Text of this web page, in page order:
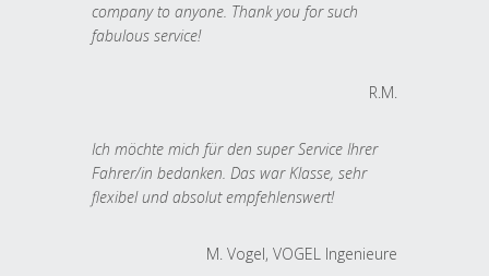
company to anyone. Thank you for such
fabulous service!
R.M.
Ich möchte mich für den super Service Ihrer
Fahrer/in bedanken. Das war Klasse, sehr
flexibel und absolut empfehlenswert!
M. Vogel, VOGEL Ingenieure